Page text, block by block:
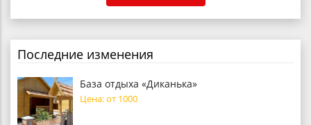
Последние изменения
База отдыха «Диканька»
Цена: от 1000